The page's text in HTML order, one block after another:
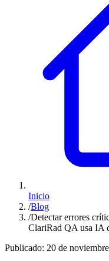
Inicio
/Blog
/Detectar errores
ClariRad QA usa IA
Publicado: 20 de